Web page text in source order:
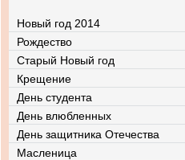
Новый год 2014
Рождество
Старый Новый год
Крещение
День студента
День влюбленных
День защитника Отечества
Масленица